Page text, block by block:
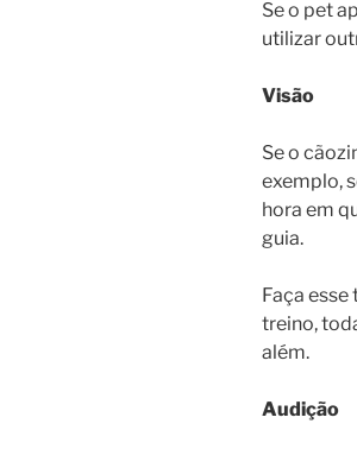
Se o pet
utilizar
Visão
Se o
exemplo,
hora em
guia.
Faça
treino,
além.
Audição